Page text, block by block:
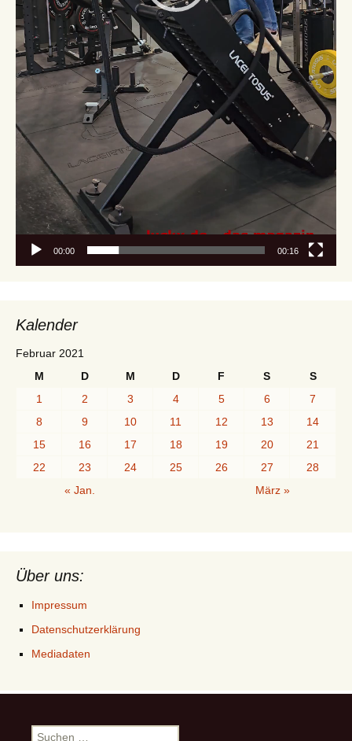
00:00 00:16
Kalender
Februar 2021
M
D M D F S
S
1
2 3 4 5 6
7
8
9 10 11 12 13
14
15
16 17 18 19 20
21
22
23 24 25 26 27
28
« Jan.
März »
Über uns:
Impressum
Datenschutzerklärung
Mediadaten
Suchen